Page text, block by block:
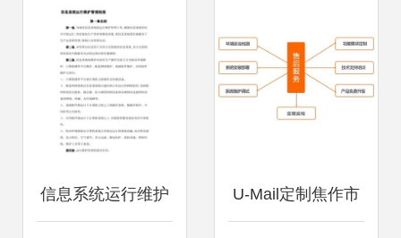
信息系统运行维护 U-Mail定制焦作市